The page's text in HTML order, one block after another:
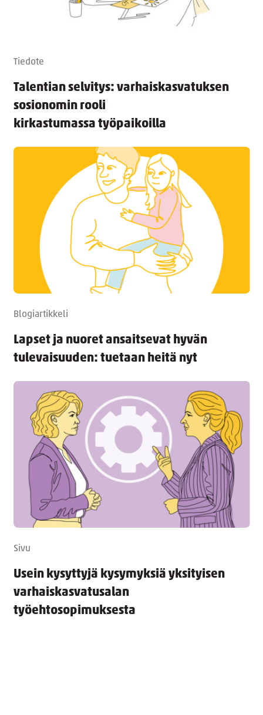
Tiedote
Talentian selvitys: varhaiskasvatuksen
sosionomin rooli
kirkastumassa työpaikoilla
Blogiartikkeli
Lapset ja nuoret ansaitsevat hyvän
tulevaisuuden: tuetaan heitä nyt
Sivu
Usein kysyttyjä kysymyksiä yksityisen
varhaiskasvatusalan
työehtosopimuksesta